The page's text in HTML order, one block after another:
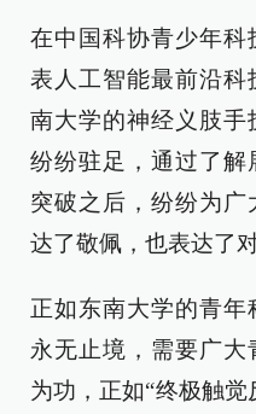
在中国科协青少年科
表人工智能最前沿科
南大学的神经义肢手
纷纷驻足，通过了解
突破之后，纷纷为广
达了敬佩，也表达了
正如东南大学的青
永无止境，需要广大
为功，正如“终极触